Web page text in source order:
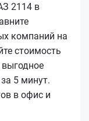
2114 в
компаний на
стоимость
выгодное
5 минут.
в офис и